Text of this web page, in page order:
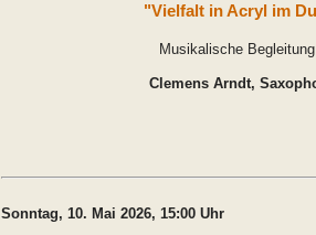
"Vielfalt in Acryl im
Musikalische
Clemens Arndt,
Sonntag, 10. Mai 2026,